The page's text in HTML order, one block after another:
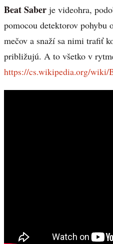
Beat Saber je videohra,
pomocou detektorov pohybu
mečov a snaží sa nimi trafiť
približujú. A to všetko v
https://cs.wikipedia.org/wiki/